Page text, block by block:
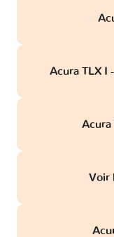
Acura TLX I
Acura
Voir